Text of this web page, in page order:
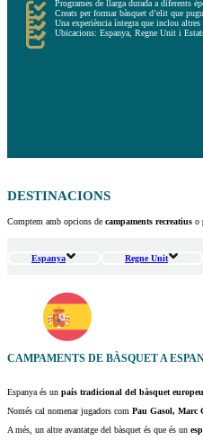
Programes de llarga durada a diferents
Creats per formar bàsquet d’elit que
Una experiència íntegra que inclou altres
Ubicacions: Espanya, Regne Unit i
DESTINACIONS
Comptem amb opcions de campaments recreatius o
Espanya Regne Unit
CAMPAMENTS DE BÀSQUET A
Espanya és un país tradicional del bàsquet europeu
Només cal nomenar jugadors com Pau Gasol, Marc
A més, un altre avantatge del bàsquet és que és un